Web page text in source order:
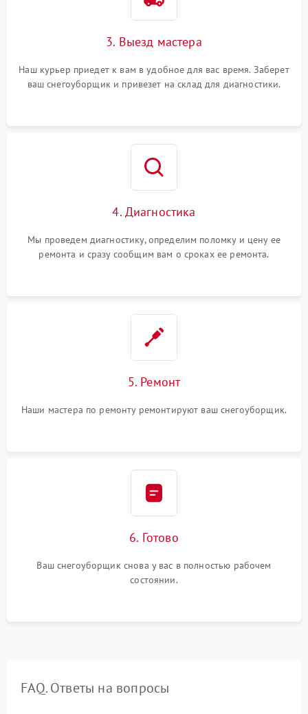
3. Выезд мастера
Наш курьер приедет к вам в удобное для вас время. Заберет
ваш снегоуборщик и привезет на склад для диагностики.
4. Диагностика
Мы проведем диагностику, определим поломку и цену ее
ремонта и сразу сообщим вам о сроках ее ремонта.
5. Ремонт
Наши мастера по ремонту ремонтируют ваш снегоуборщик.
6. Готово
Ваш снегоуборщик снова у вас в полностью рабочем
состоянии.
FAQ. Ответы на вопросы